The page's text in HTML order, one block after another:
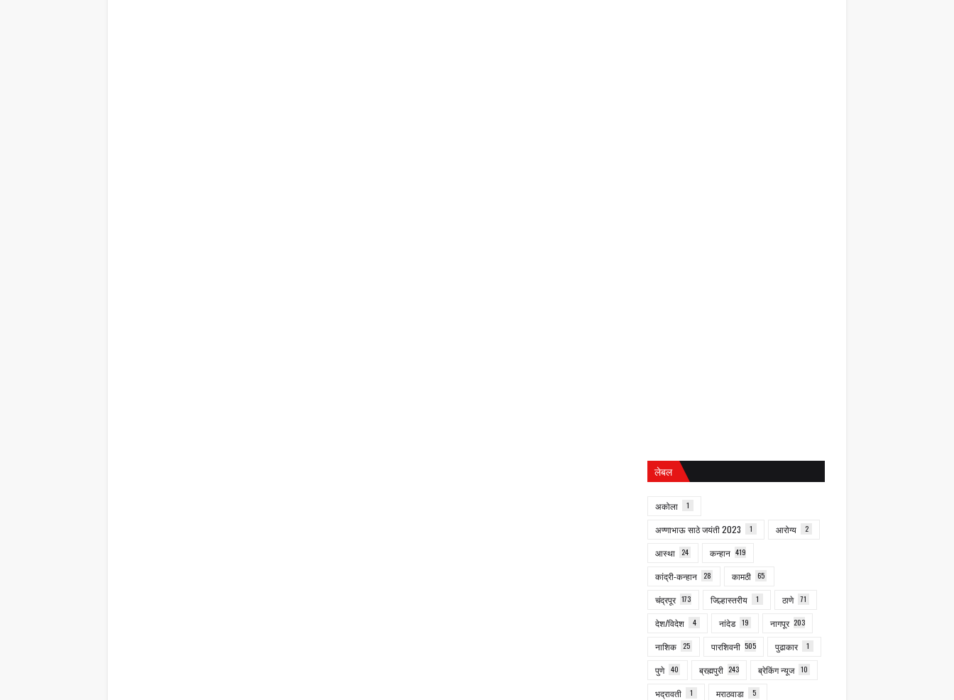
लेबल
अकोला 1
अण्णाभाऊ साठे जयंती 2023 1 आरोग्य 2
आस्था 24 कन्हान 419
कांद्री-कन्हान 28 कामठी 65
चंद्रपूर 173 जिल्हास्तरीय 1 ठाणे 71
देश/विदेश 4 नांदेड 19 नागपूर 203
नाशिक 25 पारशिवनी 505 पुढाकार 1
पुणे 40 ब्रह्मपुरी 243 ब्रेकिंग न्यूज 10
भद्रावती 1 मराठवाडा 5